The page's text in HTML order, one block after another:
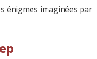
énigmes imaginées par